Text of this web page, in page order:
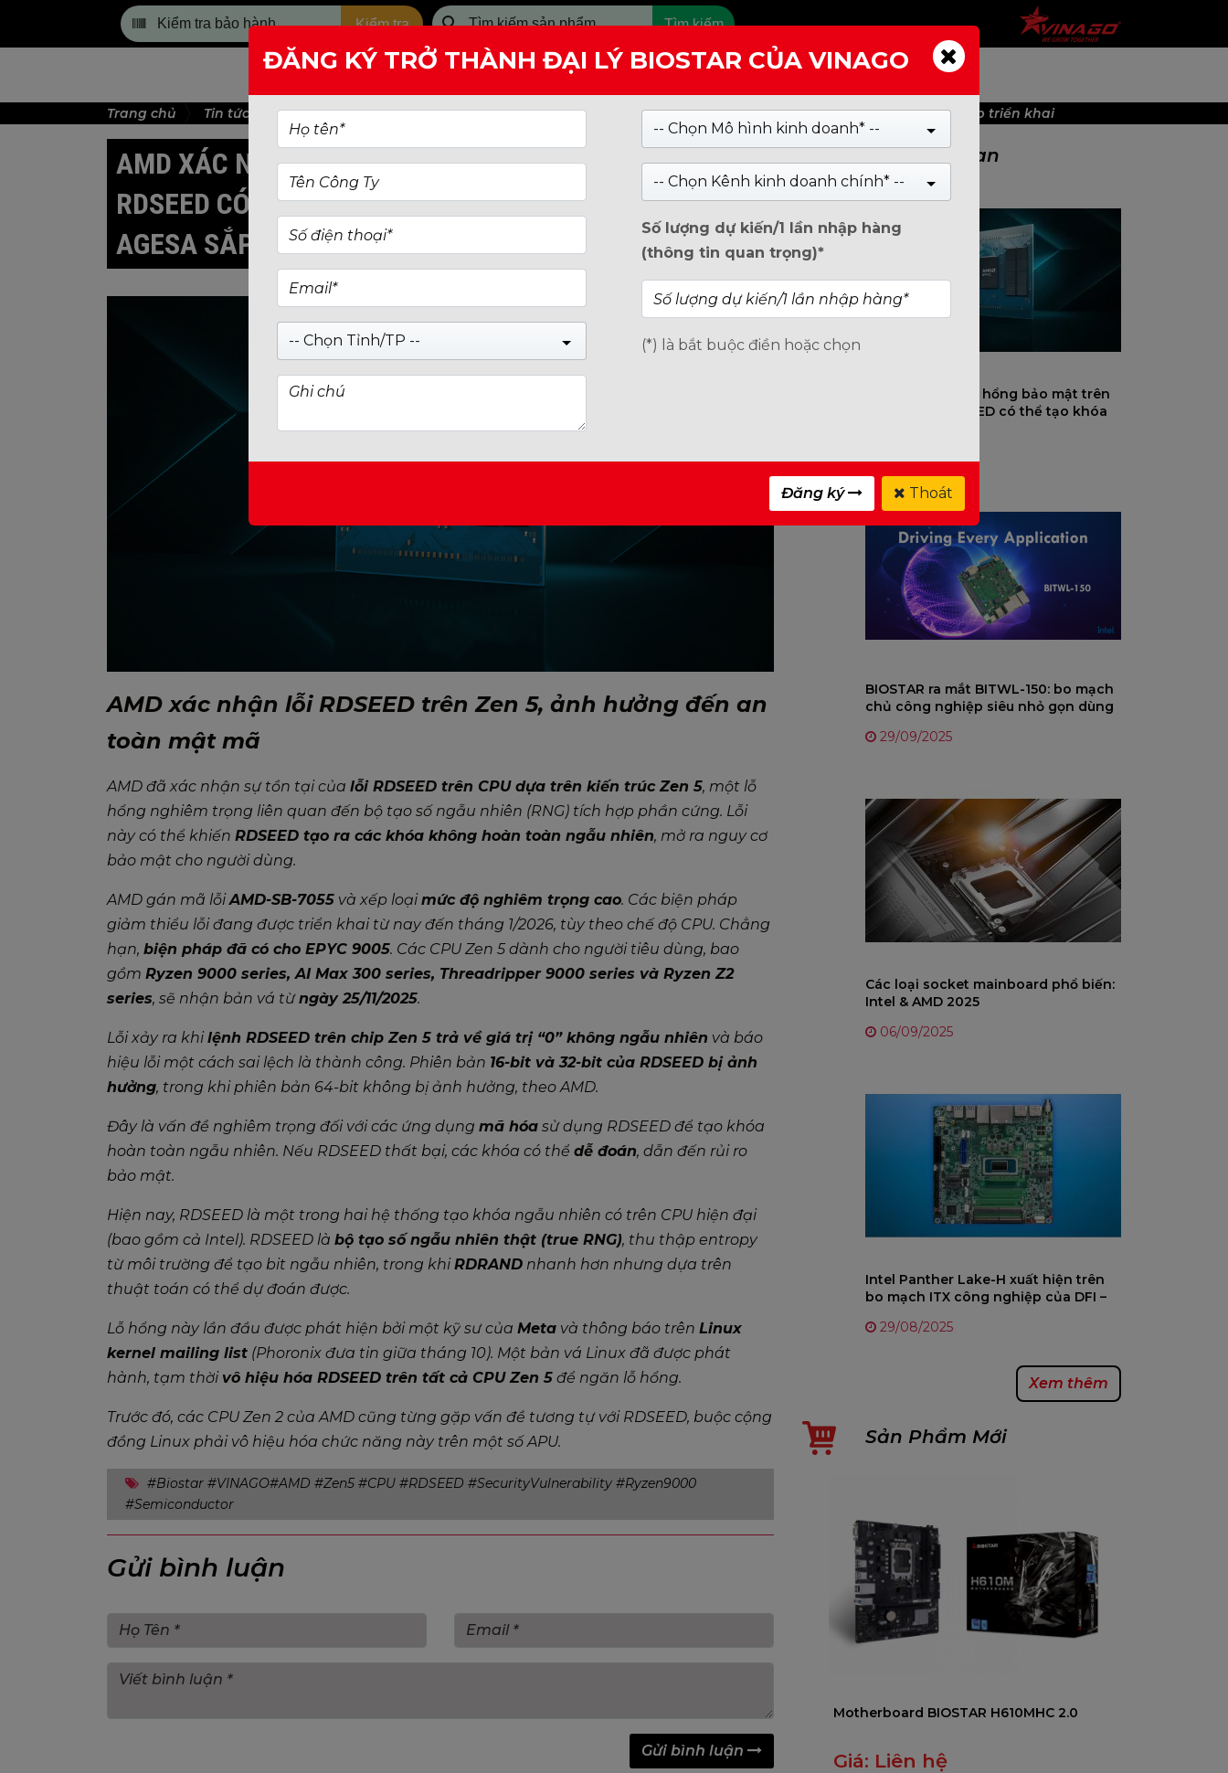
Kiểm tra Tìm kiếm
GIỚI THIỆU
Trang chủ Tin tức AMD xác nhận lỗ hổng bảo mật trên CPU Zen 5, RDSEED có thể tạo khóa dễ đoán – Cập nhật AGESA sắp triển khai
AMD XÁC NHẬN LỖ HỔNG BẢO MẬT TRÊN CPU ZEN 5,
RDSEED CÓ THỂ TẠO KHÓA DỄ ĐOÁN – CẬP NHẬT
AGESA SẮP TRIỂN KHAI
AMD xác nhận lỗi RDSEED trên Zen 5, ảnh hưởng đến an
toàn mật mã
AMD đã xác nhận sự tồn tại của lỗi RDSEED trên CPU dựa trên kiến trúc Zen 5, một lỗ
hổng nghiêm trọng liên quan đến bộ tạo số ngẫu nhiên (RNG) tích hợp phần cứng. Lỗi
này có thể khiến RDSEED tạo ra các khóa không hoàn toàn ngẫu nhiên, mở ra nguy cơ
bảo mật cho người dùng.
AMD gán mã lỗiAMD-SB-7055 và xếp loạimức độ nghiêm trọng cao. Các biện pháp
giảm thiểu lỗi đang được triển khai từ nay đến tháng 1/2026, tùy theo chế độ CPU. Chẳng
hạn, biện pháp đã có cho EPYC 9005. Các CPU Zen 5 dành cho người tiêu dùng, bao
gồm Ryzen 9000 series, AI Max 300 series, Threadripper 9000 series và Ryzen Z2
series, sẽ nhận bản vá từngày 25/11/2025.
Lỗi xảy ra khilệnh RDSEED trên chip Zen 5 trả về giá trị “0” không ngẫu nhiên và báo
hiệu lỗi một cách sai lệch là thành công. Phiên bản 16-bit và 32-bit của RDSEED bị ảnh
hưởng, trong khi phiên bản 64-bit không bị ảnh hưởng, theo AMD.
Đây là vấn đề nghiêm trọng đối với các ứng dụng mã hóa sử dụng RDSEED để tạo khóa
hoàn toàn ngẫu nhiên. Nếu RDSEED thất bại, các khóa có thể dễ đoán, dẫn đến rủi ro
bảo mật.
Hiện nay, RDSEED là một trong hai hệ thống tạo khóa ngẫu nhiên có trên CPU hiện đại
(bao gồm cả Intel). RDSEED là bộ tạo số ngẫu nhiên thật (true RNG), thu thập entropy
từ môi trường để tạo bit ngẫu nhiên, trong khiRDRAND nhanh hơn nhưng dựa trên
thuật toán có thể dự đoán được.
Lỗ hổng này lần đầu được phát hiện bởi một kỹ sư của Meta và thông báo trên Linux
kernel mailing list (Phoronix đưa tin giữa tháng 10). Một bản vá Linux đã được phát
hành, tạm thời vô hiệu hóa RDSEED trên tất cả CPU Zen 5 để ngăn lỗ hổng.
Trước đó, các CPU Zen 2 của AMD cũng từng gặp vấn đề tương tự với RDSEED, buộc cộng
đồng Linux phải vô hiệu hóa chức năng này trên một số APU.
#Biostar #VINAGO#AMD #Zen5 #CPU #RDSEED #SecurityVulnerability #Ryzen9000
#Semiconductor
Gửi bình luận
Gửi bình luận
Tin Liên Quan
AMD xác nhận lỗ hổng bảo mật trên
CPU Zen 5, RDSEED có thể tạo khóa
BIOSTAR ra mắt BITWL-150: bo mạch
chủ công nghiệp siêu nhỏ gọn dùng
29/09/2025
Các loại socket mainboard phổ biến:
Intel & AMD 2025
06/09/2025
Intel Panther Lake-H xuất hiện trên
bo mạch ITX công nghiệp của DFI –
29/08/2025
Xem thêm
Sản Phẩm Mới
Motherboard BIOSTAR H610MHC 2.0
Giá: Liên hệ
ĐĂNG KÝ TRỞ THÀNH ĐẠI LÝ BIOSTAR CỦA VINAGO
-- Chọn Tỉnh/TP --
-- Chọn Mô hình kinh doanh* --
-- Chọn Kênh kinh doanh chính* --
Số lượng dự kiến/1 lần nhập hàng
(thông tin quan trọng)*
(*) là bắt buộc điền hoặc chọn
Đăng ký Thoát